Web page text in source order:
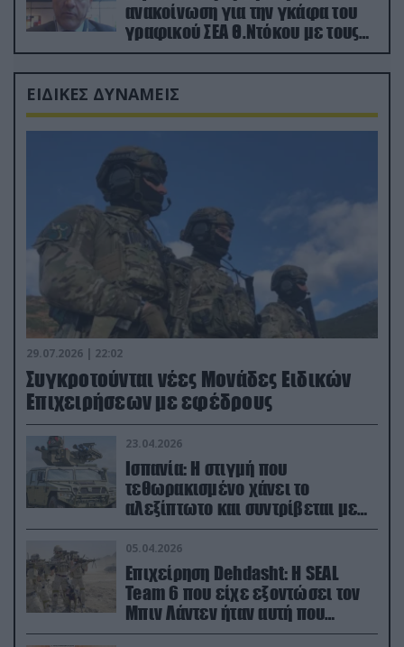
ανακοίνωση για την γκάφα του
γραφικού ΣΕΑ Θ.Ντόκου με τους
Ρώσους φαρσέρ
ΕΙΔΙΚΕΣ ΔΥΝΑΜΕΙΣ
29.07.2026 | 22:02
Συγκροτούνται νέες Μονάδες Ειδικών
Επιχειρήσεων με εφέδρους
23.04.2026
Ισπανία: Η στιγμή που
τεθωρακισμένο χάνει το
αλεξίπτωτο και συντρίβεται με
ορμή στο έδαφος (βίντεο)
05.04.2026
Επιχείρηση Dehdasht: Η SEAL
Team 6 που είχε εξοντώσει τον
Μπιν Λάντεν ήταν αυτή που
διέσωσε τον πιλότο του F-15